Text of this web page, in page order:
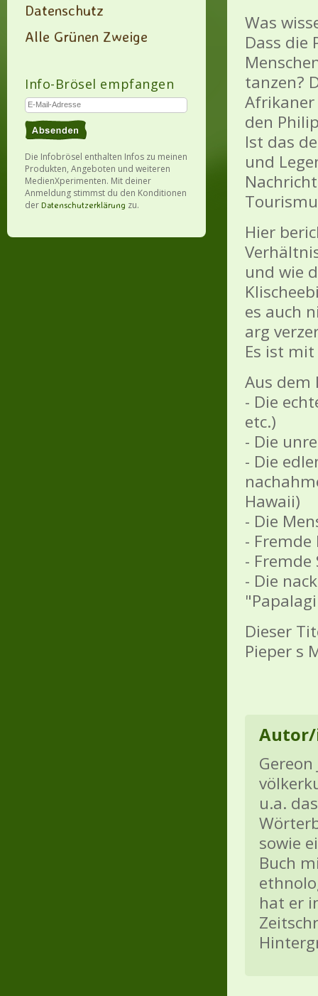
Datenschutz
Alle Grünen Zweige
Info-Brösel empfangen
Die Infobrösel enthalten Infos zu meinen
Produkten, Angeboten und weiteren
MedienXperimenten. Mit deiner
Anmeldung stimmst du den Konditionen
der Datenschutzerklärung zu.
Was
Dass die
tanzen?
Afrikaner
den
Ist das
und
Hier
und wie
es auch
arg
Es ist
Aus dem
- Die
etc.)
- Die
- Die
Hawaii)
- Die
-
- Fremde
- Die
Dieser
Pieper s
u.a.
sowie
Buch
hat er